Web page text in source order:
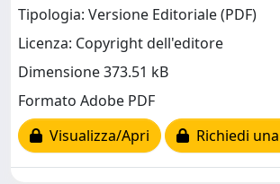
Tipologia: Versione Editoriale (PDF)
Licenza: Copyright dell'editore
Dimensione 373.51 kB
Formato Adobe PDF
Visualizza/Apri
Richiedi